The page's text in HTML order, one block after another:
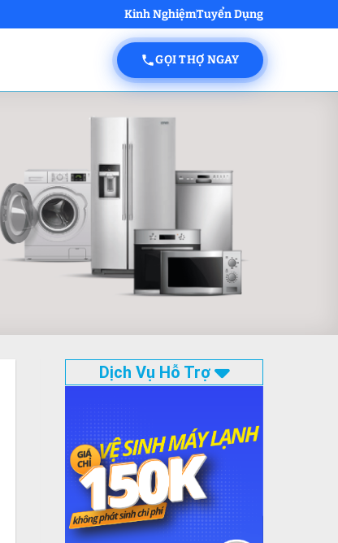
Kinh NghiệmTuyển Dụng
GỌI THỢ NGAY
Dịch Vụ Hỗ Trợ